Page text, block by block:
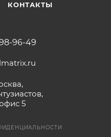
КОНТАКТЫ
96-49
5